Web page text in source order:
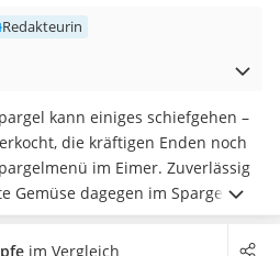
Redakteurin
kann einiges schiefgehen –
die kräftigen Enden noch
im Eimer. Zuverlässig
Gemüse dagegen im Spargeltopf
der aufrecht stehenden Stangen
werden,bleiben die Spitzen
im Vergleich